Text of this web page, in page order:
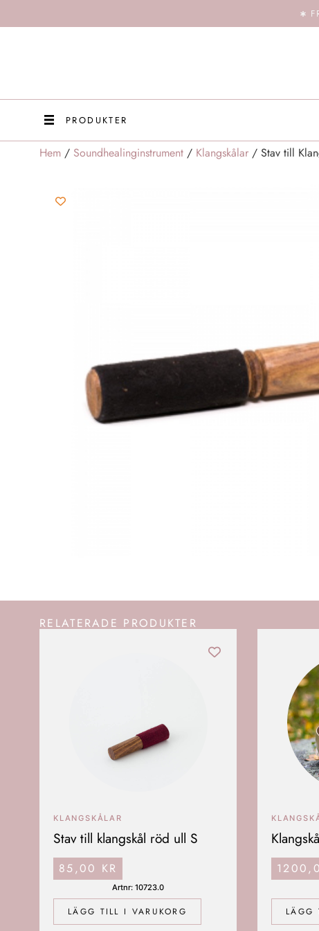
PRODUKTER
Hem / Soundhealinginstrument / Klangskålar / Stav till
RELATERADE PRODUKTER
LÄGG TILL I VARUKORG
KLANGSKÅLAR
Stav till klangskål röd ull S
85,00 KR
Artnr: 10723.0
LÄGG